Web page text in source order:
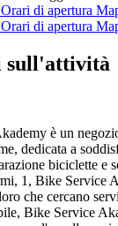
Orari di apertura
Orari di apertura
sull'attività
è un
dedicata a
biciclette e
1, Bike Service
che cercano
Bike Service